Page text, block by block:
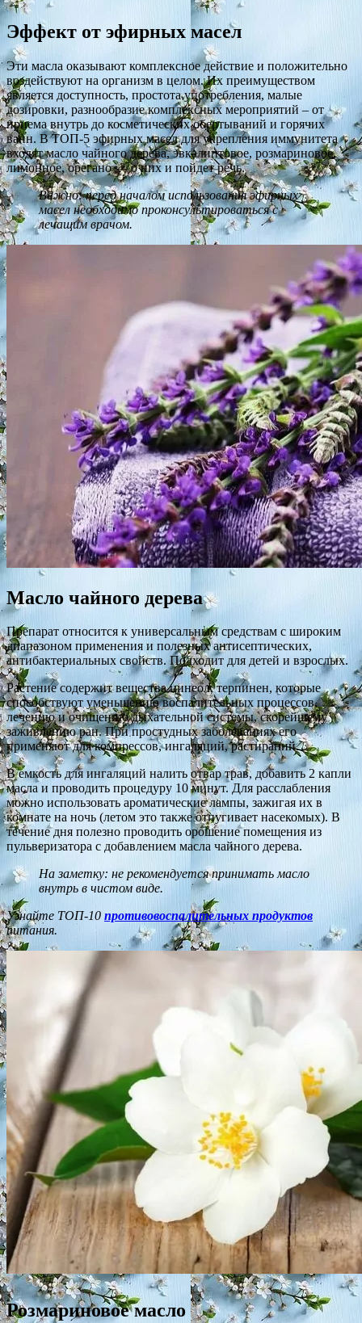
Эффект от эфирных масел
Эти масла оказывают комплексное действие и положительно
воздействуют на организм в целом. Их преимуществом
является доступность, простота употребления, малые
дозировки, разнообразие комплексных мероприятий – от
приема внутрь до косметических обертываний и горячих
ванн. В ТОП-5 эфирных масел для укрепления иммунитета
входят масло чайного дерева, эвкалиптовое, розмариновое,
лимонное, орегано — о них и пойдет речь.
Важно: перед началом использования эфирных
масел необходимо проконсультироваться с
лечащим врачом.
Масло чайного дерева
Препарат относится к универсальным средствам с широким
диапазоном применения и полезных антисептических,
антибактериальных свойств. Подходит для детей и взрослых.
Растение содержит вещества цинеол, терпинен, которые
способствуют уменьшению воспалительных процессов,
лечению и очищению дыхательной системы, скорейшему
заживлению ран. При простудных заболеваниях его
применяют для компрессов, ингаляций, растираний.
В емкость для ингаляций налить отвар трав, добавить 2 капли
масла и проводить процедуру 10 минут. Для расслабления
можно использовать ароматические лампы, зажигая их в
комнате на ночь (летом это также отпугивает насекомых). В
течение дня полезно проводить орошение помещения из
пульверизатора с добавлением масла чайного дерева.
На заметку: не рекомендуется принимать масло
внутрь в чистом виде.
Узнайте ТОП-10 противовоспалительных продуктов
питания.
Розмариновое масло